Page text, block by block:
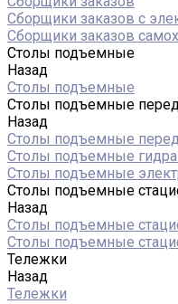
Сборщики заказов с
Сборщики заказов
Столы подъемные
Назад
Столы подъемные
Столы подъемные
Назад
Столы подъемные
Столы подъемные
Столы подъемные
Столы подъемные
Назад
Столы подъемные
Столы подъемные
Тележки
Назад
Тележки